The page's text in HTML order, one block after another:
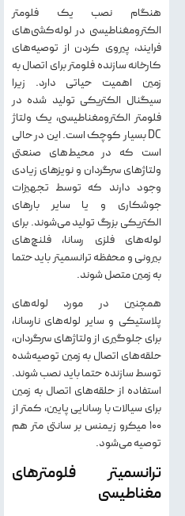
هنگام نصب یک فلومتر
الکترومغناطیسی در لوله‌کشی‌های
فرایند، پیروی کردن از توصیه‌های
کارخانه سازنده فلومتر برای اتصال به
زمین اهمیت حیاتی دارد. زیرا
سیگنال الکتریکی تولید شده در
فلومتر الکترومغناطیسی، یک ولتاژ
DC بسیار کوچک است. این در حالی
است که در محیط‌های صنعتی
ولتاژهای سرگردان و نویزهای زیادی
وجود دارند که توسط تجهیزات
جوشکاری و یا سایر بارهای
الکتریکی بزرگ تولید می‌شوند. برای
لوله‌های فلزی رسانا، فلنچ‌های
بیرونی و محفظه ترانسمیتر باید حتما
به زمین متصل شوند.
همچنین در مورد لوله‌های
پلاستیکی و سایر لوله‌های نارسانا،
برای جلوگیری از ولتاژهای سرگردان،
حلقه‌های اتصال به زمین توصیه‌شده
توسط سازنده حتما باید نصب شوند.
استفاده از حلقه‌های اتصال به زمین
برای سیالات با رسانایی پایین، کمتر از
۱۰۰ میکرو زیمنس بر سانتی متر هم
توصیه می‌شود.
ترانسمیتر فلومترهای
مغناطیسی